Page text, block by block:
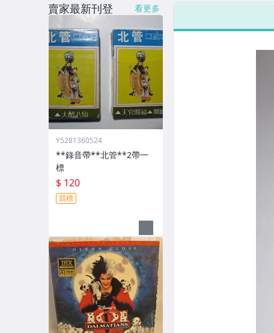
賣家最新刊登 看更多
Y5281360524
**錄音帶**北管**2帶一
標
$ 120
競標